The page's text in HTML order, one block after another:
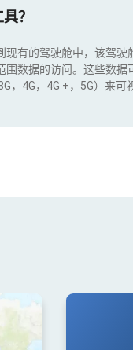
？
有的驾驶舱中，该驾
数据的访问。这些数
，4G，4G +，5G）来